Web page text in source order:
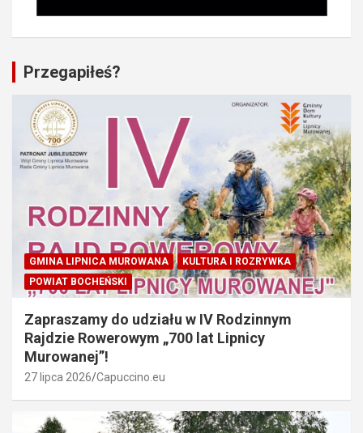
Przegapiłeś?
GMINA LIPNICA MUROWANA
KULTURA I ROZRYWKA
POWIAT BOCHEŃSKI
Zapraszamy do udziału w IV Rodzinnym
Rajdzie Rowerowym „700 lat Lipnicy
Murowanej”!
27 lipca 2026 Capuccino.eu